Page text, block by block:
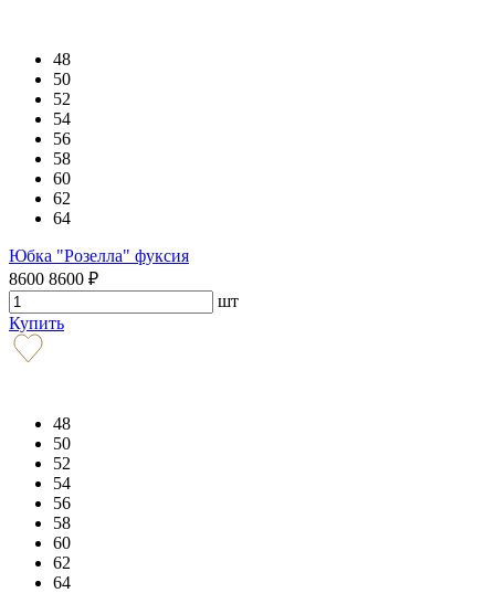
48
50
52
54
56
58
60
62
64
Юбка "Розелла" фуксия
8600 8600 ₽
шт
Купить
48
50
52
54
56
58
60
62
64